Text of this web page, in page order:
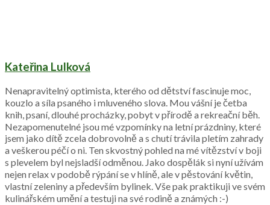
Kateřina Lulková
Nenapravitelný optimista, kterého od dětství fascinuje moc,
kouzlo a síla psaného i mluveného slova. Mou vášní je četba
knih, psaní, dlouhé procházky, pobyt v přírodě a rekreační běh.
Nezapomenutelné jsou mé vzpomínky na letní prázdniny, které
jsem jako dítě zcela dobrovolně a s chutí trávila pletím zahrady
a veškerou péčí o ni. Ten skvostný pohled na mé vítězství v boji
s plevelem byl nejsladší odměnou. Jako dospělák si nyní užívám
nejen relax v podobě rýpání se v hlíně, ale v pěstování květin,
vlastní zeleniny a především bylinek. Vše pak praktikuji ve svém
kulinářském umění a testuji na své rodině a známých :-)